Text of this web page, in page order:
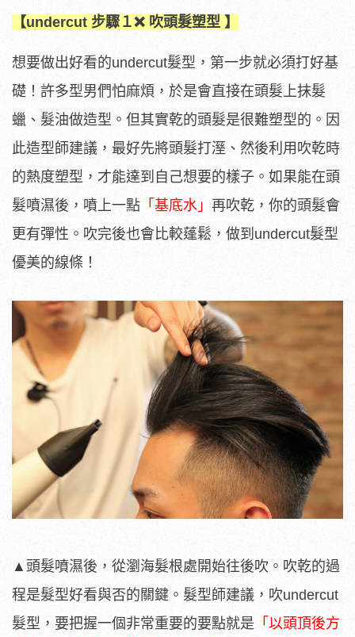
【undercut 步驟１❌ 吹頭髮塑型 】
想要做出好看的undercut髮型，第一步就必須打好基
礎！許多型男們怕麻煩，於是會直接在頭髮上抹髮
蠟、髮油做造型。但其實乾的頭髮是很難塑型的。因
此造型師建議，最好先將頭髮打溼、然後利用吹乾時
的熱度塑型，才能達到自己想要的樣子。如果能在頭
髮噴濕後，噴上一點 「基底水」 再吹乾，你的頭髮會
更有彈性。吹完後也會比較蓬鬆，做到undercut髮型
優美的線條！
▲頭髮噴濕後，從瀏海髮根處開始往後吹。吹乾的過
程是髮型好看與否的關鍵。髮型師建議，吹undercut
髮型，要把握一個非常重要的要點就是 「以頭頂後方